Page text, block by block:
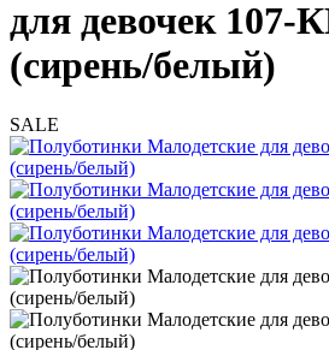
для девочек 107-
(сирень/белый)
SALE